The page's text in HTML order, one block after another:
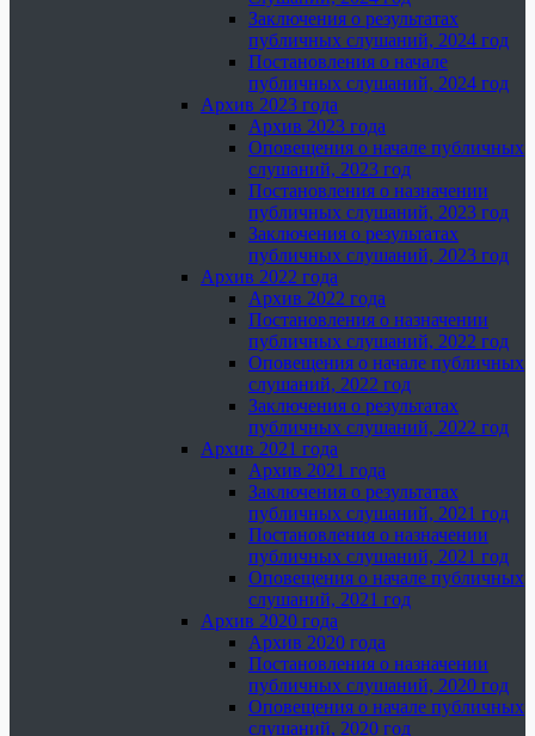
Заключения о результатах
публичных слушаний, 2024 год
Постановления о начале
публичных слушаний, 2024 год
Архив 2023 года
Архив 2023 года
Оповещения о начале публичных
слушаний, 2023 год
Постановления о назначении
публичных слушаний, 2023 год
Заключения о результатах
публичных слушаний, 2023 год
Архив 2022 года
Архив 2022 года
Постановления о назначении
публичных слушаний, 2022 год
Оповещения о начале публичных
слушаний, 2022 год
Заключения о результатах
публичных слушаний, 2022 год
Архив 2021 года
Архив 2021 года
Заключения о результатах
публичных слушаний, 2021 год
Постановления о назначении
публичных слушаний, 2021 год
Оповещения о начале публичных
слушаний, 2021 год
Архив 2020 года
Архив 2020 года
Постановления о назначении
публичных слушаний, 2020 год
Оповещения о начале публичных
слушаний, 2020 год